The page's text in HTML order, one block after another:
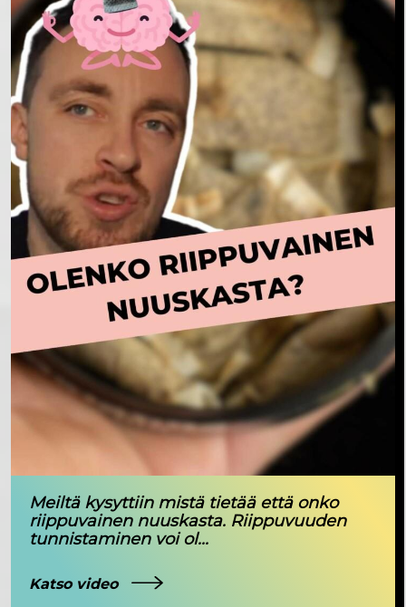
Meiltä kysyttiin mistä tietää että onko
riippuvainen nuuskasta. Riippuvuuden
tunnistaminen voi ol...
Katso video